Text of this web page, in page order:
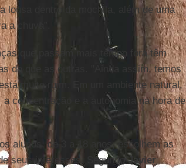
lousa dentro da mochila, além de uma
a chuva”.
que passam mais tempo fora têm
do que as outras. "Ainda assim, temos
muito ruim. Em um ambiente natural,
concentração e a autonomia na hora de
alunos, de 3 a 18 anos, escolhem as
seus interesses. SegundoJavier